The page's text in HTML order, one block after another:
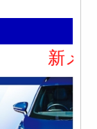
ー登場！